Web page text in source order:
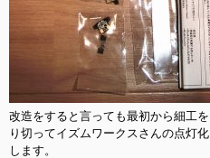
改造をすると言っても最初から細工
り切ってイズムワークスさんの点灯
します。